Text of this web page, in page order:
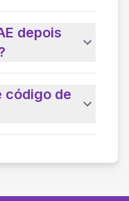
depois
código de